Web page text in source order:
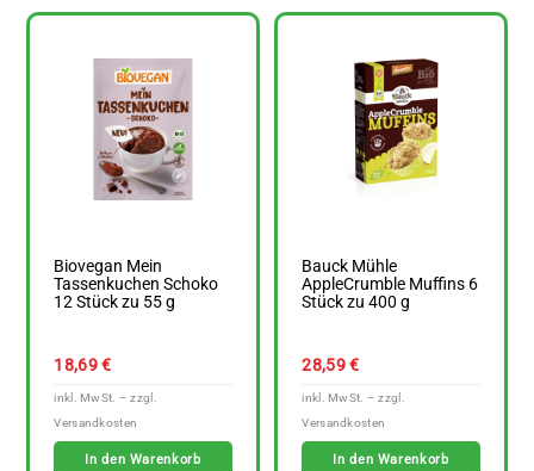
Biovegan Mein
Tassenkuchen Schoko
12 Stück zu 55 g
18,69€
In den Warenkorb
Bauck Mühle
AppleCrumble Muffins 6
Stück zu 400 g
28,59€
In den Warenkorb